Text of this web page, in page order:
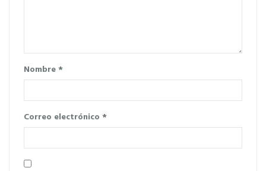
Nombre*
Correo electrónico *